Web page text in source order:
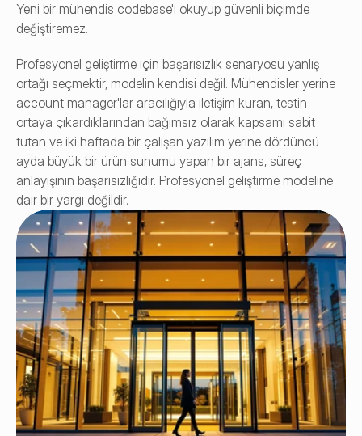
Yeni bir mühendis codebase'i okuyup güvenli biçimde
değiştiremez.
Profesyonel geliştirme için başarısızlık senaryosu yanlış
ortağı seçmektir, modelin kendisi değil. Mühendisler yerine
account manager'lar aracılığıyla iletişim kuran, testin
ortaya çıkardıklarından bağımsız olarak kapsamı sabit
tutan ve iki haftada bir çalışan yazılım yerine dördüncü
ayda büyük bir ürün sunumu yapan bir ajans, süreç
anlayışının başarısızlığıdır. Profesyonel geliştirme modeline
dair bir yargı değildir.